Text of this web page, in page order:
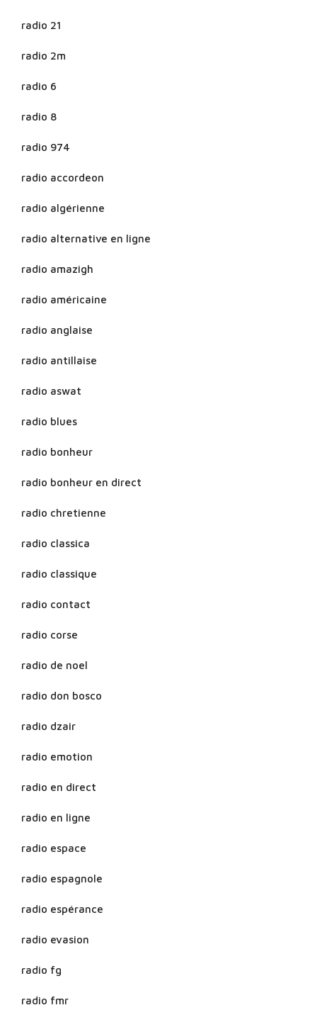
radio 21
radio 2m
radio 6
radio 8
radio 974
radio accordeon
radio algérienne
radio alternative en ligne
radio amazigh
radio américaine
radio anglaise
radio antillaise
radio aswat
radio blues
radio bonheur
radio bonheur en direct
radio chretienne
radio classica
radio classique
radio contact
radio corse
radio de noel
radio don bosco
radio dzair
radio emotion
radio en direct
radio en ligne
radio espace
radio espagnole
radio espérance
radio evasion
radio fg
radio fmr